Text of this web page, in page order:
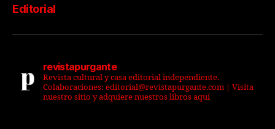
Editorial
revistapurgante
Revista cultural y casa editorial independiente.
Colaboraciones: editorial@revistapurgante.com | Visita
nuestro sitio y adquiere nuestros libros aquí